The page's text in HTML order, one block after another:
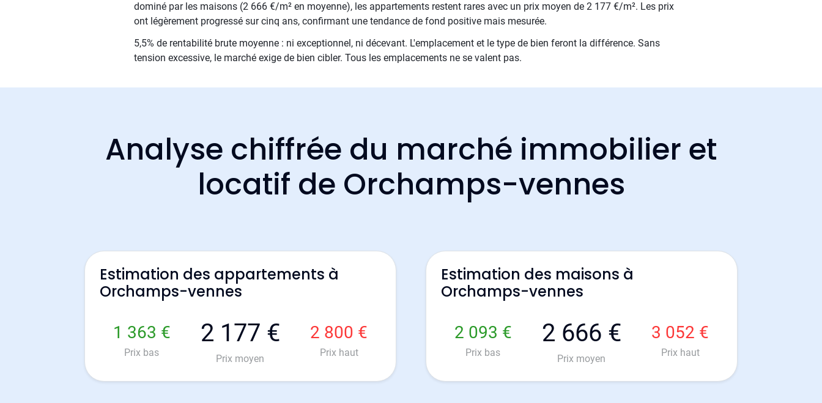
dominé par les maisons (2 666 €/m² en moyenne), les appartements restent rares avec un prix moyen de 2 177 €/m². Les prix
ont légèrement progressé sur cinq ans, confirmant une tendance de fond positive mais mesurée.
5,5% de rentabilité brute moyenne : ni exceptionnel, ni décevant. L'emplacement et le type de bien feront la différence. Sans
tension excessive, le marché exige de bien cibler. Tous les emplacements ne se valent pas.
Analyse chiffrée du marché immobilier et
locatif de Orchamps-vennes
Estimation des appartements à
Orchamps-vennes
1 363 €
Prix bas
2 177 €
Prix moyen
2 800 €
Prix haut
Estimation des maisons à
Orchamps-vennes
2 093 €
Prix bas
2 666 €
Prix moyen
3 052 €
Prix haut